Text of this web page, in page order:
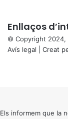
Enllaços
© Copyright 2024,
Avís legal | Creat
button
Els informem que la